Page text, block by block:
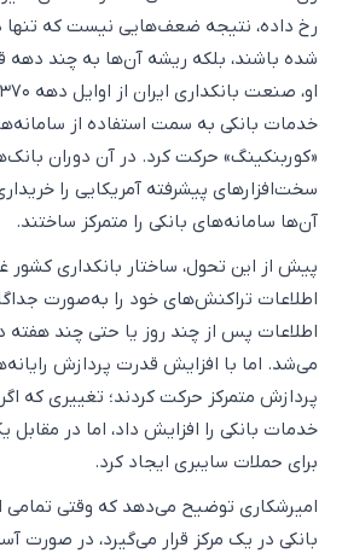
رخ داده، نتیجه ضعف‌هایی نیست که تنها
شده باشند، بلکه ریشه آن‌ها به چند دهه
خدمات بانکی به سمت استفاده از
«کوربنکینگ» حرکت کرد. در آن دوران
سخت‌افزارهای پیشرفته آمریکایی را
آن‌ها سامانه‌های بانکی را متمرکز ساختند.
پیش از این تحول، ساختار بانکداری کشور
اطلاعات تراکنش‌های خود را به‌صورت
اطلاعات پس از چند روز یا حتی چند هفته
می‌شد. اما با افزایش قدرت پردازش
پردازش متمرکز حرکت کردند؛ تغییری که
خدمات بانکی را افزایش داد، اما در
برای حملات سایبری ایجاد کرد.
امیرشکاری توضیح می‌دهد که وقتی تمامی
بانکی در یک مرکز قرار می‌گیرد، در صورت